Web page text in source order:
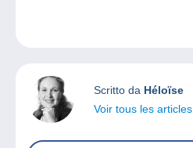
Scritto da Héloïse
Voir tous les articles